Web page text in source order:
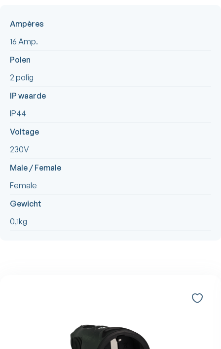
Ampères
16 Amp.
Polen
2 polig
IP waarde
IP44
Voltage
230V
Male / Female
Female
Gewicht
0,1kg